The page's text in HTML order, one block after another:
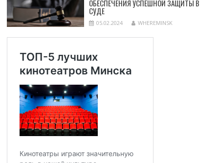
ОБЕСПЕЧЕНИЯ УСПЕШНОЙ ЗАЩИТЫ В
СУДЕ
05.02.2024 WHEREMINSK